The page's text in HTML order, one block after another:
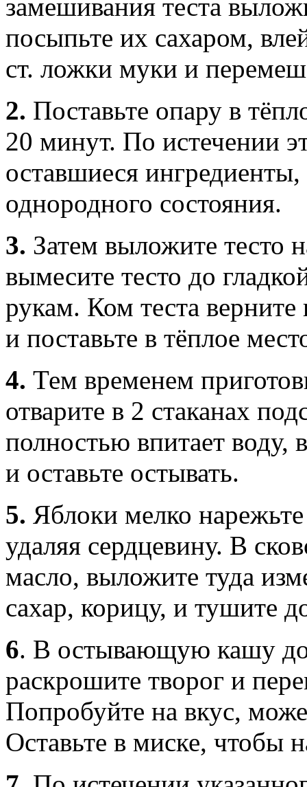
замешивания теста
посыпьте их сахаром,
ст. ложки муки и
2. Поставьте опару в
20 минут. По истечении
оставшиеся
однородного состояния.
3. Затем выложите тесто
вымесите тесто до
рукам. Ком теста
и поставьте в тёплое
4. Тем временем
отварите в 2 стаканах
полностью впитает воду,
и оставьте остывать.
5. Яблоки мелко
удаляя сердцевину. В
масло, выложите туда
сахар, корицу, и тушите
6. В остывающую кашу
раскрошите творог и
Попробуйте на вкус,
Оставьте в миске, чтобы